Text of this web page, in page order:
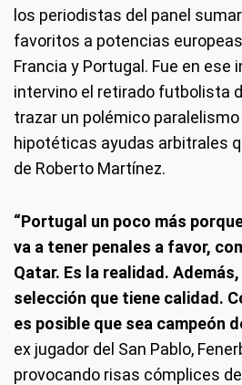
los periodistas del panel
favoritos a potencias
Francia y Portugal. Fue en ese
intervino el retirado futbolista
trazar un polémico
hipotéticas ayudas arbitrales
de Roberto Martínez.
“Portugal un poco más
va a tener penales a favor,
Qatar. Es la realidad.
selección que tiene calidad.
es posible que sea campeón
ex jugador del San Pablo,
provocando risas cómplices